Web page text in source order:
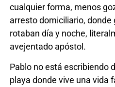
cualquier forma, menos
arresto domiciliario,
rotaban día y noche,
avejentado apóstol.
Pablo no está escribiendo
playa donde vive una vida